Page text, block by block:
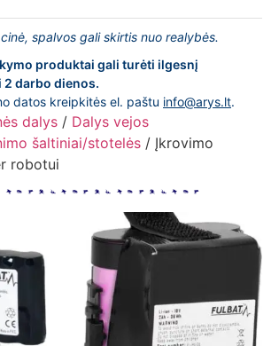
spalvos gali skirtis nuo realybės.
produktai gali turėti ilgesnį
darbo dienos.
datos kreipkitės el. paštu info@arys.lt.
dalys / Dalys vejos
šaltiniai/stotelės / Įkrovimo
robotui